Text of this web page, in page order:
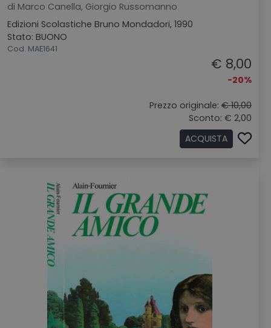
di Marco Canella, Giorgio Russomanno
Edizioni Scolastiche Bruno Mondadori, 1990
Stato: BUONO
Cod. MAE1641
€ 8,00
-20%
Prezzo originale: € 10,00
Sconto: € 2,00
ACQUISTA